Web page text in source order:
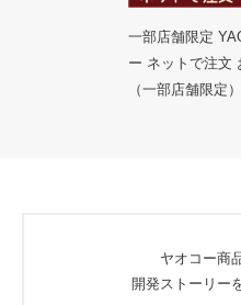
一部店舗限定
ー ネットで注文
（一部店舗限定）
ヤオコー商
開発ストーリー